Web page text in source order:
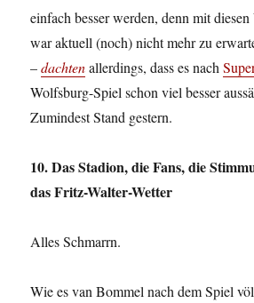
einfach besser werden, denn mit
war aktuell (noch) nicht mehr zu
–dachtenallerdings, dass es nach
Wolfsburg-Spiel schon viel besser
Zumindest Stand gestern.
10. Das Stadion, die Fans, die
das Fritz-Walter-Wetter
Alles Schmarrn.
Wie es van Bommel nach dem Spiel